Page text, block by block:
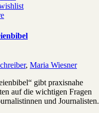
, Maria Wiesner
gibt praxisnahe
auf die wichtigen Fragen
und Journalisten.